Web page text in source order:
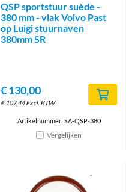
QSP sportstuur suède -
380 mm - vlak Volvo Past
op Luigi stuurnaven
380mm SR
€130,00
€107,44 Excl. BTW
Artikelnummer: SA-QSP-380
Vergelijken